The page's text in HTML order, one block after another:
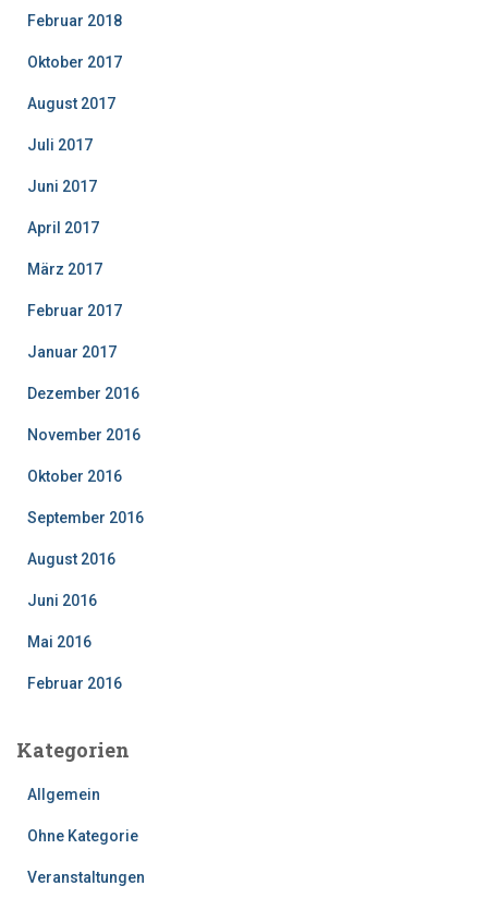
Februar 2018
Oktober 2017
August 2017
Juli 2017
Juni 2017
April 2017
März 2017
Februar 2017
Januar 2017
Dezember 2016
November 2016
Oktober 2016
September 2016
August 2016
Juni 2016
Mai 2016
Februar 2016
Kategorien
Allgemein
Ohne Kategorie
Veranstaltungen